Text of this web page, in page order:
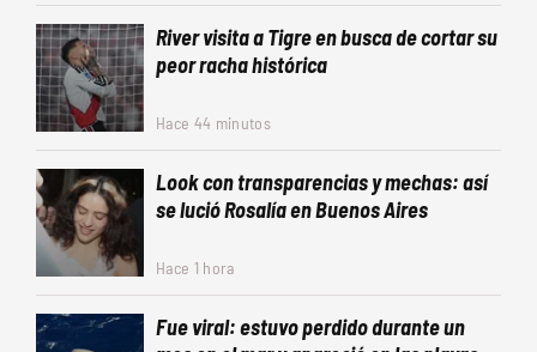
River visita a Tigre en busca de cortar su
peor racha histórica
Hace 44 minutos
Look con transparencias y mechas: así
se lució Rosalía en Buenos Aires
Hace 1 hora
Fue viral: estuvo perdido durante un